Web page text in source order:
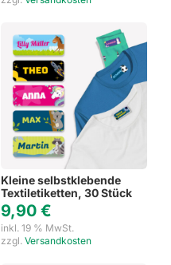
Kleine selbstklebende
Textiletiketten, 30 Stück
9,90 €
inkl. 19 % MwSt.
zzgl. Versandkosten